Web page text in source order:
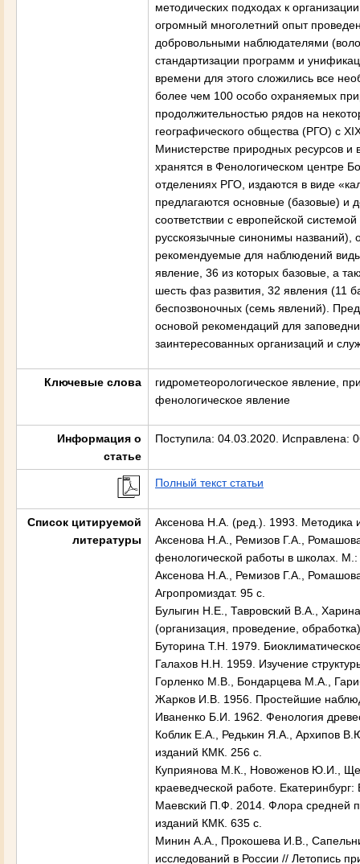
методических подходах к
огромный многолетний опыт
добровольными наблюдателями
стандартизации программ и
времени для этого сложились все
более чем 100 особо охраняемых
продолжительностью рядов на
географического общества (РГО) с
Министерстве природных ресурсов
хранятся в Фенологическом центре
отделениях РГО, издаются в виде
предлагаются основные (базовые) и
соответствии с европейской
русскоязычные синонимы названий),
рекомендуемые для наблюдений
явление, 36 из которых базовые, а
шесть фаз развития, 32 явления (11
беспозвоночных (семь явлений).
основой рекомендаций для
заинтересованных организаций и
Ключевые слова
гидрометеорологическое явление,
фенологическое явление
Информация о
статье
Поступила: 04.03.2020. Исправлена:
Полный текст статьи
Список цитируемой
литературы
Аксенова Н.А. (ред.). 1993.
Аксенова Н.А., Ремизов Г.А.,
фенологической работы в школах.
Аксенова Н.А., Ремизов Г.А.,
Агропромиздат. 95 с.
Булыгин Н.Е., Тавровский В.А.,
(организация, проведение,
Буторина Т.Н. 1979.
Галахов Н.Н. 1959. Изучение
Горленко М.В., Бондарцева М.А.,
Жарков И.В. 1956. Простейшие
Иваненко Б.И. 1962. Фенология
Коблик Е.А., Редькин Я.А., Архипов
изданий КМК. 256 с.
Куприянова М.К., Новоженов Ю.И.,
краеведческой работе.
Маевский П.Ф. 2014. Флора средней
изданий КМК. 635 с.
Минин А.А., Прокошева И.В.,
исследований в России // Летопись